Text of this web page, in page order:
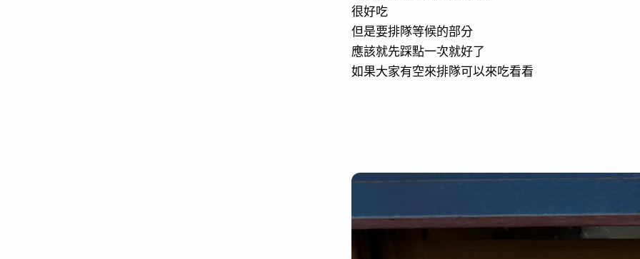
很好吃
但是要排隊等候的部分
應該就先踩點一次就好了
如果大家有空來排隊可以來吃看看